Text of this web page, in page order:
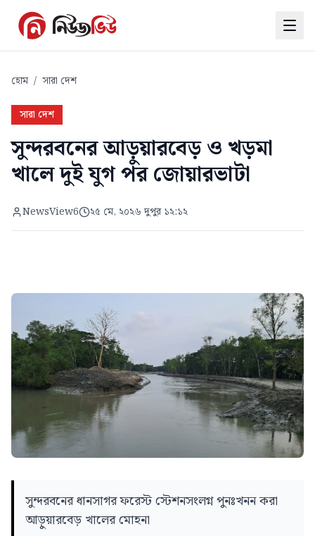
হোম / সারা দেশ
সারা দেশ
সুন্দরবনের আড়ুয়ারবেড় ও খড়মা
খালে দুই যুগ পর জোয়ারভাটা
NewsView6 ২৫ মে, ২০২৬ দুপুর ১২:১২
সুন্দরবনের ধানসাগর ফরেস্ট স্টেশনসংলগ্ন পুনঃখনন করা
আড়ুয়ারবেড় খালের মোহনা